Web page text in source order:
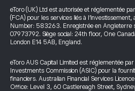
eToro (UK) Ltd est autorisée et réglementée
(FCA) pour les services liés à
Number: 583263. Enregistrée en Angleterre
07973792. Siège social: 24th floor, One
London E14 5AB, England.
eToro AUS Capital Limited est réglementée par
Investments Commission (ASIC) pour la
financiers. Australian Financial Services
Office: Level 3, 60 Castlereagh Street,